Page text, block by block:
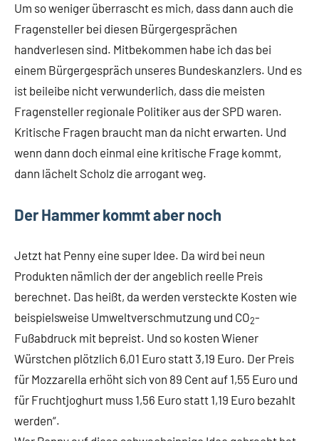
Um so weniger überrascht es mich, dass dann auch die
Fragensteller bei diesen Bürgergesprächen
handverlesen sind. Mitbekommen habe ich das bei
einem Bürgergespräch unseres Bundeskanzlers. Und es
ist beileibe nicht verwunderlich, dass die meisten
Fragensteller regionale Politiker aus der SPD waren.
Kritische Fragen braucht man da nicht erwarten. Und
wenn dann doch einmal eine kritische Frage kommt,
dann lächelt Scholz die arrogant weg.
Der Hammer kommt aber noch
Jetzt hat Penny eine super Idee. Da wird bei neun
Produkten nämlich der der angeblich reelle Preis
berechnet. Das heißt, da werden versteckte Kosten wie
beispielsweise Umweltverschmutzung und CO2-
Fußabdruck mit bepreist. Und so kosten Wiener
Würstchen plötzlich 6,01 Euro statt 3,19 Euro. Der Preis
für Mozzarella erhöht sich von 89 Cent auf 1,55 Euro und
für Fruchtjoghurt muss 1,56 Euro statt 1,19 Euro bezahlt
werden“.